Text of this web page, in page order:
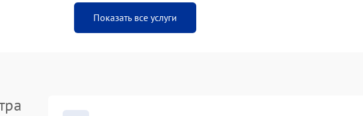
Показать все услуги